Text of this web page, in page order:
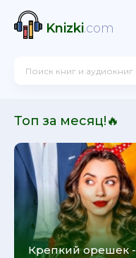
Knizki.com
Топ за месяц!🔥
Крепкий орешек -